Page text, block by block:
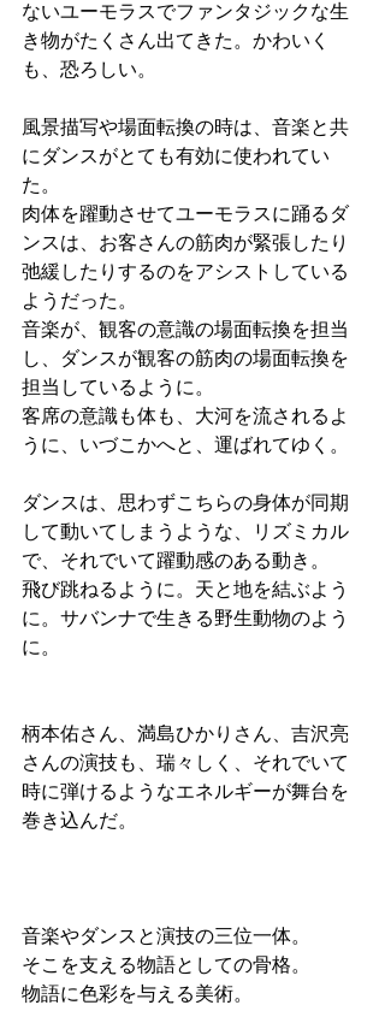
ないユーモラスでファンタジックな生
き物がたくさん出てきた。かわいく
も、恐ろしい。
風景描写や場面転換の時は、音楽と共
にダンスがとても有効に使われてい
た。
肉体を躍動させてユーモラスに踊るダ
ンスは、お客さんの筋肉が緊張したり
弛緩したりするのをアシストしている
ようだった。
音楽が、観客の意識の場面転換を担当
し、ダンスが観客の筋肉の場面転換を
担当しているように。
客席の意識も体も、大河を流されるよ
うに、いづこかへと、運ばれてゆく。
ダンスは、思わずこちらの身体が同期
して動いてしまうような、リズミカル
で、それでいて躍動感のある動き。
飛び跳ねるように。天と地を結ぶよう
に。サバンナで生きる野生動物のよう
に。
柄本佑さん、満島ひかりさん、吉沢亮
さんの演技も、瑞々しく、それでいて
時に弾けるようなエネルギーが舞台を
巻き込んだ。
音楽やダンスと演技の三位一体。
そこを支える物語としての骨格。
物語に色彩を与える美術。